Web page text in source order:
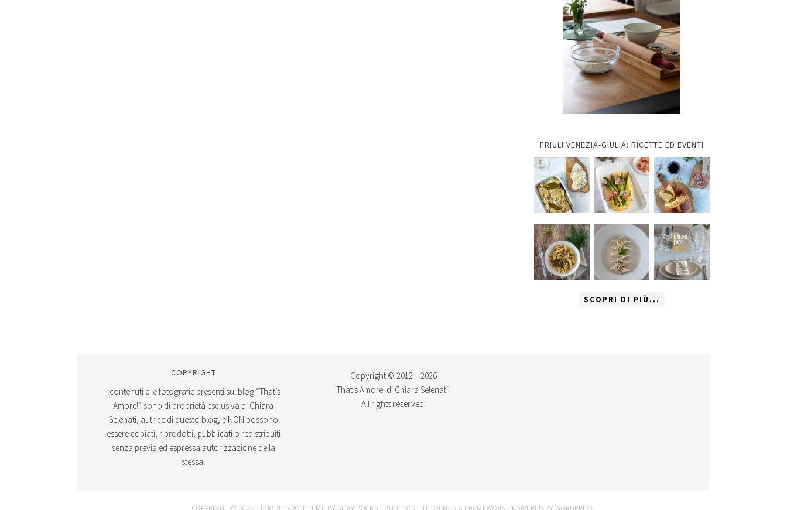
FRIULI VENEZIA-GIULIA: RICETTE ED EVENTI
SCOPRI DI PIÙ...
COPYRIGHT
I contenuti e le fotografie presenti sul blog “That’s
Amore!” sono di proprietà esclusiva di Chiara
Selenati, autrice di questo blog, e NON possono
essere copiati, riprodotti, pubblicati o redistribuiti
senza previa ed espressa autorizzazione della
stessa.
Copyright © 2012 – 2026
That’s Amore! di Chiara Selenati.
All rights reserved.
COPYRIGHT © 2026 · FOODIE PRO THEME BY SHAY BOCKS · BUILT ON THE GENESIS FRAMEWORK · POWERED BY WORDPRESS